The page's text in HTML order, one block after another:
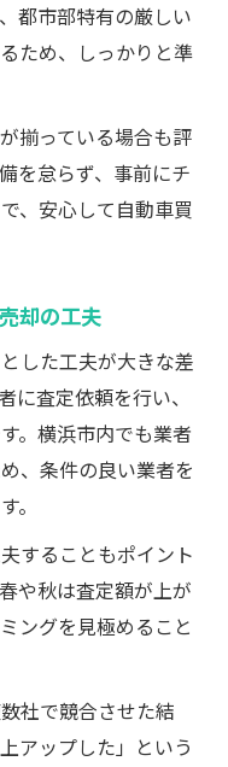
都市部特有の厳しい
ため、しっかりと準
揃っている場合も評
を怠らず、事前にチ
、安心して自動車買
却の工夫
した工夫が大きな差
に査定依頼を行い、
。横浜市内でも業者
、条件の良い業者を
。
することもポイント
や秋は査定額が上が
ングを見極めること
社で競合させた結
アップした」という